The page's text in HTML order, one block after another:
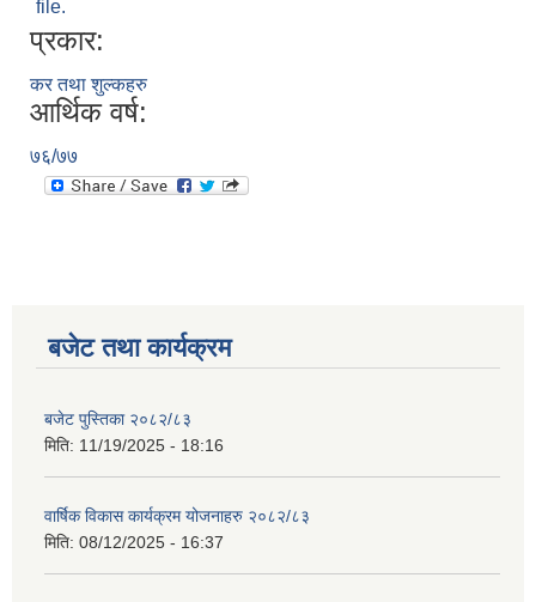
file.
प्रकार:
कर तथा शुल्कहरु
आर्थिक वर्ष:
७६/७७
बजेट तथा कार्यक्रम
बजेट पुस्तिका २०८२/८३
मिति: 11/19/2025 - 18:16
वार्षिक विकास कार्यक्रम योजनाहरु २०८२/८३
मिति: 08/12/2025 - 16:37